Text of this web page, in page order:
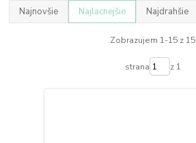
Najnovšie Najlacnejšie Najdrahšie
Zobrazujem 1-15 z 15
strana z 1